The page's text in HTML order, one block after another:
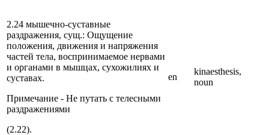
2.24 мышечно-суставные
раздражения, сущ.: Ощущение
положения, движения и напряжения
частей тела, воспринимаемое нервами
и органами в мышцах, сухожилиях и
суставах.
Примечание - Не путать с телесными
раздражениями
(2.22).
en
kinaesthesis,
noun